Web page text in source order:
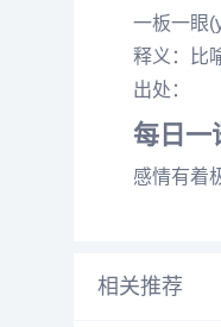
一板一眼
释义：比
出处：
每日一
感情有着
相关推荐